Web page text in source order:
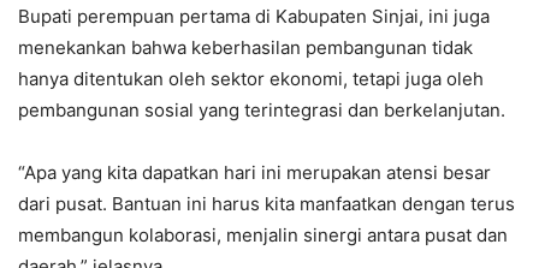
Bupati perempuan pertama di Kabupaten Sinjai, ini juga
menekankan bahwa keberhasilan pembangunan tidak
hanya ditentukan oleh sektor ekonomi, tetapi juga oleh
pembangunan sosial yang terintegrasi dan berkelanjutan.
“Apa yang kita dapatkan hari ini merupakan atensi besar
dari pusat. Bantuan ini harus kita manfaatkan dengan terus
membangun kolaborasi, menjalin sinergi antara pusat dan